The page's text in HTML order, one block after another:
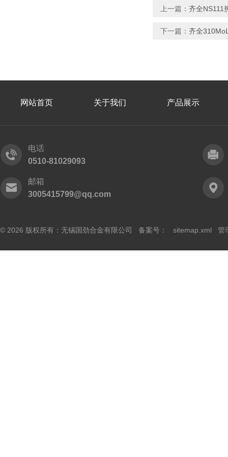
上一篇： 齐全NS111
下一篇： 齐全
网站首页 关于我们 产品展示
电话
0510-81029093
邮箱
3005415799@qq.com
© 2026 版权所有：无锡国劲合金有限公司 备案号： sitemap.xml 管